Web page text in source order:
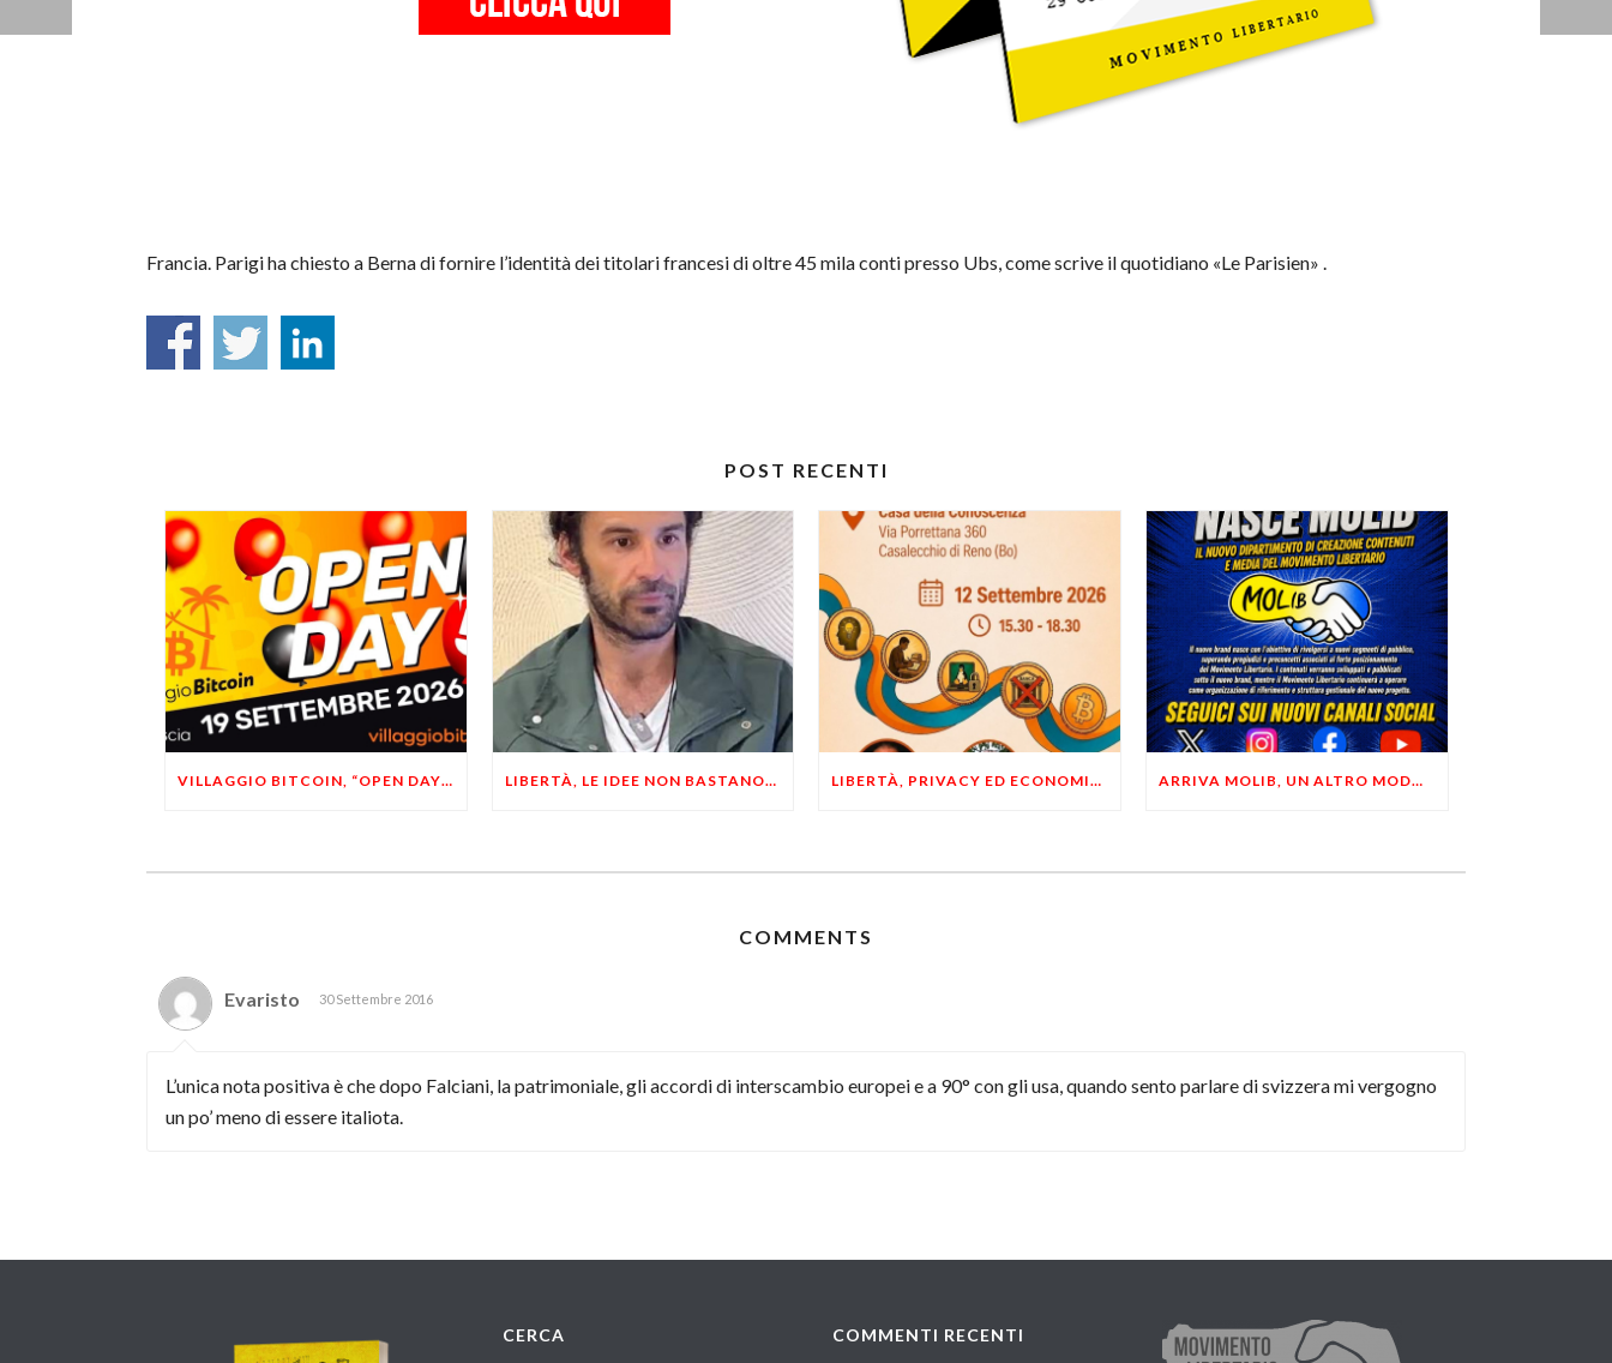
Francia. Parigi ha chiesto a Berna di fornire l’identità dei titolari francesi di oltre 45 mila conti presso Ubs, come scrive il quotidiano «Le Parisien» .
POST RECENTI
VILLAGGIO BITCOIN, “OPEN DAY 5”: LEONARDO FACCO OSPITE A BRESCIA LIBERTÀ, LE IDEE NON BASTANO! SERVONO ESEMPI E UN PO’ DI COERENZA LIBERTÀ, PRIVACY ED ECONOMIA DEL BUON SENSO: FACCO E MUSUMECI A CASALECCHIO DI RENO (BO) ARRIVA MOLIB, UN ALTRO MODO DI COMUNICARE LIBERTARIO
COMMENTS
Evaristo 30 Settembre 2016
L’unica nota positiva è che dopo Falciani, la patrimoniale, gli accordi di interscambio europei e a 90° con gli usa, quando sento parlare di svizzera mi vergogno
un po’ meno di essere italiota.
CERCA COMMENTI RECENTI